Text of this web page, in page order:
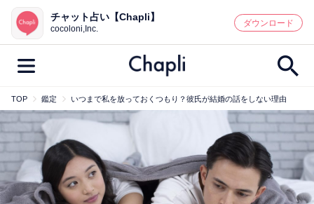
鑑定記事・占い師検索
最新記事一覧
人気記事一覧
カテゴリー別
チャット占い【Chapli】
cocoloni,Inc.
ダウンロード
TOP 鑑定 いつまで私を放っておくつもり？彼氏が結婚の話をしない理由